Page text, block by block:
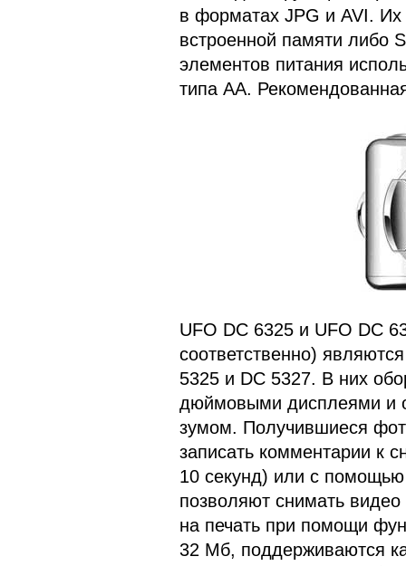
в форматах JPG и AVI.
встроенной памяти либо
элементов питания
типа АА.
UFO DC 6325 и UFO DC
соответственно)
5325 и DC 5327. В них
дюймовыми дисплеями и
зумом. Получившиеся
записать комментарии к
10 секунд) или с
позволяют снимать
на печать при помощи
32 Мб, поддерживаются